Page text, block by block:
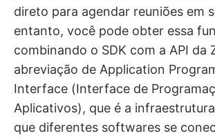
direto para agendar reuniões em
entanto, você pode obter essa
combinando o SDK com a API da
abreviação de Application
Interface (Interface de
Aplicativos), que é a
que diferentes softwares se